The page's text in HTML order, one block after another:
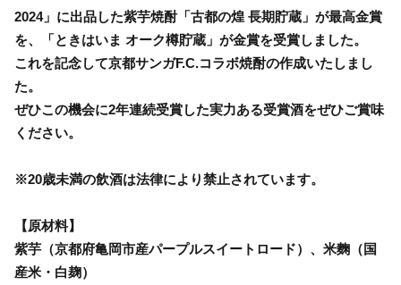
2024」に出品した紫芋焼酎「古都の煌 長期貯蔵」が最高金賞
を、「ときはいま オーク樽貯蔵」が金賞を受賞しました。
これを記念して京都サンガF.C.コラボ焼酎の作成いたしまし
た。
ぜひこの機会に2年連続受賞した実力ある受賞酒をぜひご賞味
ください。
※20歳未満の飲酒は法律により禁止されています。
【原材料】
紫芋（京都府亀岡市産パープルスイートロード）、米麴（国
産米・白麹）